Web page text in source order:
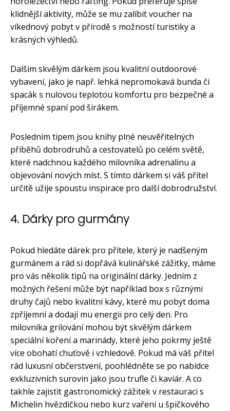
klidnější aktivity, může se mu zalíbit voucher na
víkednový pobyt v přírodě s možností turistiky a
krásných výhledů.
Dalším skvělým dárkem jsou kvalitní outdoorové
vybavení, jako je např. lehká nepromokavá bunda či
spacák s nulovou teplotou komfortu pro bezpečné a
příjemné spaní pod širákem.
Posledním tipem jsou knihy plné neuvěřitelných
příběhů dobrodruhů a cestovatelů po celém světě,
které nadchnou každého milovníka adrenalinu a
objevování nových míst. S tímto dárkem si váš přítel
určitě užije spoustu inspirace pro další dobrodružství.
4. Dárky pro gurmány
Pokud hledáte dárek pro přítele, který je nadšeným
gurmánem a rád si dopřává kulinářské zážitky, máme
pro vás několik tipů na originální dárky. Jedním z
možných řešení může být například box s různými
druhy čajů nebo kvalitní kávy, které mu pobyt doma
zpříjemní a dodají mu energii pro celý den. Pro
milovníka grilování mohou být skvělým dárkem
speciální koření a marinády, které jeho pokrmy ještě
více obohatí chuťově i vzhledově. Pokud má váš přítel
rád luxusní občerstvení, poohlédněte se po nabídce
exkluzivních surovin jako jsou trufle či kaviár. A co
takhle zajistit gastronomický zážitek v restauraci s
Michelin hvězdičkou nebo kurz vaření u špičkového